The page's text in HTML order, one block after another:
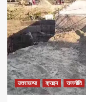
उत्तराखण्ड क्राइम राजनीति